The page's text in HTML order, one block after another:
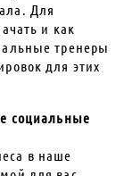
Для
и как
тренеры
для этих
социальные
в наше